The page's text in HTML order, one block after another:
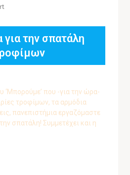
για την σπατάλη
‘Μπορούμε’ που -για την ώρα-
τροφίμων, τα αρμόδια
πανεπιστήμια εργαζόμαστε
σπατάλη! Συμμετέχει και η